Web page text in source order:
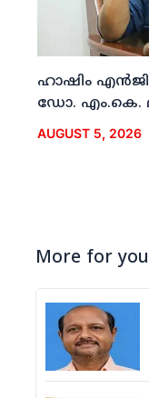
ഹാഷിം
ഡോ. എം.കെ.
AUGUST 5, 2026
More for you